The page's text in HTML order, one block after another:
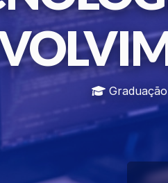
Graduação